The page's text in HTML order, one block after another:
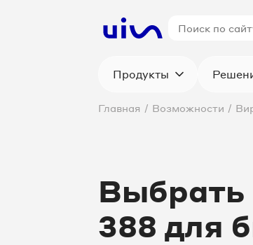
Продукты
Главная / Возможности /
Выбрать
388 для